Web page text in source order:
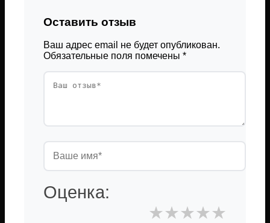
Оставить отзыв
Ваш адрес email не будет опубликован.
Обязательные поля помечены *
Оценка:
★
★
★
★
★